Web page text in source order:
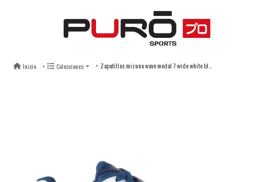
Inicio Colecciones Zapatillas mizuno wave medal 7 wide white blue navy - unisex